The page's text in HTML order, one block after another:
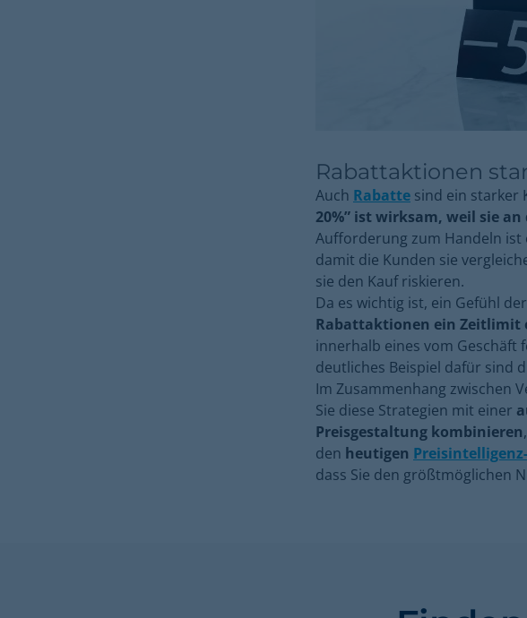
Rabattaktionen
Auch Rabatte sind ein starker
20%” ist wirksam, weil sie
Aufforderung zum Handeln ist
damit die Kunden sie
sie den Kauf riskieren.
Da es wichtig ist, ein Gefühl
Rabattaktionen ein Zeitlimit
innerhalb eines vom Geschäft
deutliches Beispiel dafür sind
Im Zusammenhang zwischen
Sie diese Strategien mit einer
Preisgestaltung kombinieren
den heutigen
dass Sie den größtmöglichen